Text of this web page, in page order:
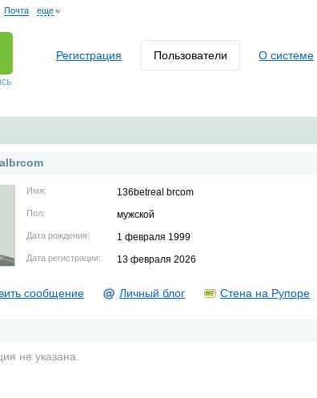
Почта еще
Регистрация Пользователи О системе
Имя: 136betreal brcom
Пол: мужской
Дата рождения: 1 февраля 1999
Дата регистрации: 13 февраля 2026
сообщение Личный блог Стена на Рупоре
не указана.